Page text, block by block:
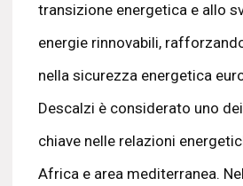
transizione energetica e allo
energie rinnovabili,
nella sicurezza energetica
Descalzi è considerato uno
chiave nelle relazioni
Africa e area mediterranea.